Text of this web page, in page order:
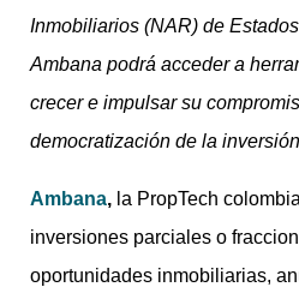
Inmobiliarios (NAR) de
Ambana podrá acceder a
crecer e impulsar su
democratización de la
Ambana, la PropTech
inversiones parciales o
oportunidades inmobiliarias,